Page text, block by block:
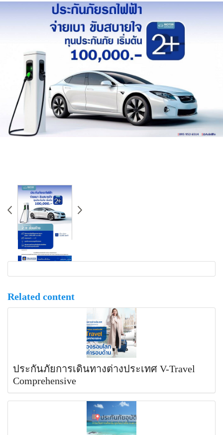
Related content
ประกันภัยการเดินทางต่างประเทศ V-Travel
Comprehensive